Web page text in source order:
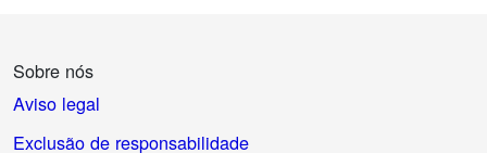
Sobre nós
Aviso legal
Exclusão de responsabilidade